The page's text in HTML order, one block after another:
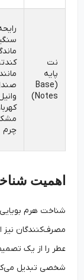
(Base
Notes)
رایحه‌های
سنگین،
ماندگار و
کندتبخیر
مانند چوب
صندل،
وانیل،
کهربا،
مشک یا
اهمیت شناخت
شناخت هرم بویایی
مصرف‌کنندگان نیز
عطر را از یک تصمیم
شخصی تبدیل می‌کند.